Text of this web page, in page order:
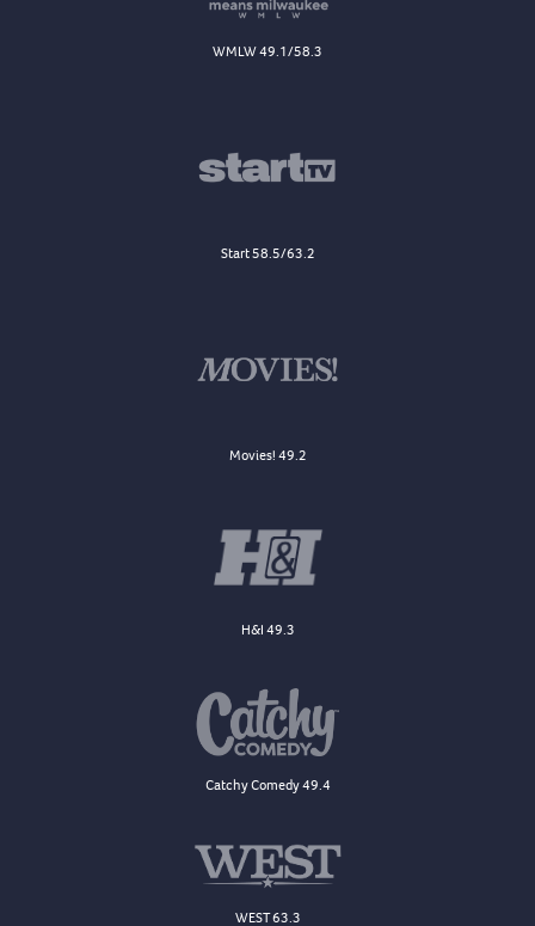
WMLW 49.1/58.3
Start 58.5/63.2
Movies! 49.2
H&I 49.3
Catchy Comedy 49.4
WEST 63.3